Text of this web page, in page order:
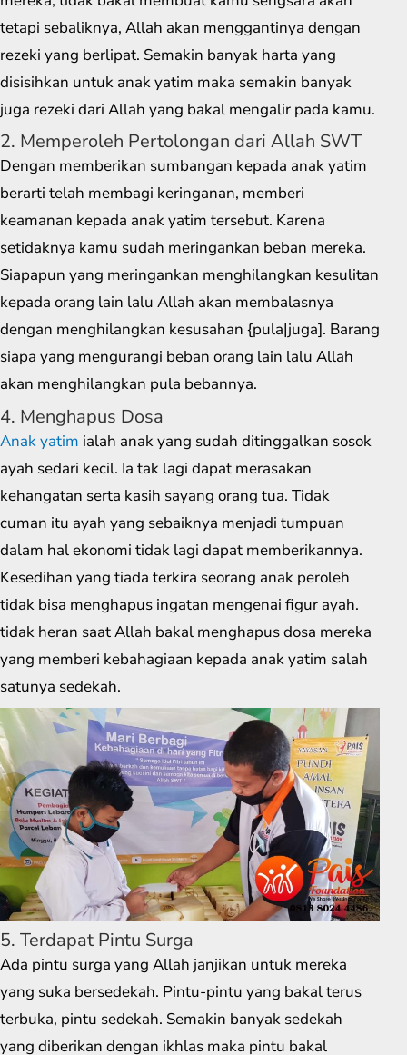
tetapi sebaliknya, Allah akan menggantinya dengan
rezeki yang berlipat. Semakin banyak harta yang
disisihkan untuk anak yatim maka semakin banyak
juga rezeki dari Allah yang bakal mengalir pada kamu.
2. Memperoleh Pertolongan dari Allah SWT
Dengan memberikan sumbangan kepada anak yatim
berarti telah membagi keringanan, memberi
keamanan kepada anak yatim tersebut. Karena
setidaknya kamu sudah meringankan beban mereka.
Siapapun yang meringankan menghilangkan kesulitan
kepada orang lain lalu Allah akan membalasnya
dengan menghilangkan kesusahan {pula|juga]. Barang
siapa yang mengurangi beban orang lain lalu Allah
akan menghilangkan pula bebannya.
4. Menghapus Dosa
Anak yatim ialah anak yang sudah ditinggalkan sosok
ayah sedari kecil. Ia tak lagi dapat merasakan
kehangatan serta kasih sayang orang tua. Tidak
cuman itu ayah yang sebaiknya menjadi tumpuan
dalam hal ekonomi tidak lagi dapat memberikannya.
Kesedihan yang tiada terkira seorang anak peroleh
tidak bisa menghapus ingatan mengenai figur ayah.
tidak heran saat Allah bakal menghapus dosa mereka
yang memberi kebahagiaan kepada anak yatim salah
satunya sedekah.
5. Terdapat Pintu Surga
Ada pintu surga yang Allah janjikan untuk mereka
yang suka bersedekah. Pintu-pintu yang bakal terus
terbuka, pintu sedekah. Semakin banyak sedekah
yang diberikan dengan ikhlas maka pintu bakal